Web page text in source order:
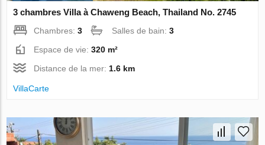
3 chambres Villa à Chaweng Beach, Thailand No. 2745
Chambres:3 Salles de bain:3
Espace de vie:320 m²
Distance de la mer: 1.6 km
VillaСarte